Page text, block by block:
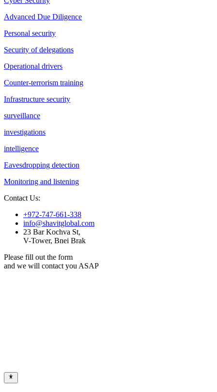
Advanced Due Diligence
Personal security
Security of delegations
Operational drivers
Counter-terrorism training
Infrastructure security
surveillance
investigations
intelligence
Eavesdropping detection
Monitoring and listening
Contact Us:
+972-747-661-338
info@shavitglobal.com
23 Bar Kochva St,
V-Tower, Bnei Brak
Please fill out the form
and we will contact you ASAP